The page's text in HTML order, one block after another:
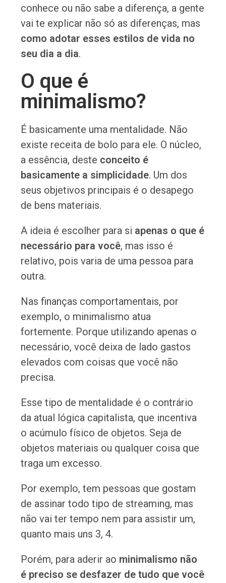
conhece ou não sabe a diferença, a gente
vai te explicar não só as diferenças, mas
como adotar esses estilos de vida no
seu dia a dia.
O que é
minimalismo?
É basicamente uma mentalidade. Não
existe receita de bolo para ele. O núcleo,
a essência, deste conceito é
basicamente a simplicidade. Um dos
seus objetivos principais é o desapego
de bens materiais.
A ideia é escolher para si apenas o que é
necessário para você, mas isso é
relativo, pois varia de uma pessoa para
outra.
Nas finanças comportamentais, por
exemplo, o minimalismo atua
fortemente. Porque utilizando apenas o
necessário, você deixa de lado gastos
elevados com coisas que você não
precisa.
Esse tipo de mentalidade é o contrário
da atual lógica capitalista, que incentiva
o acúmulo físico de objetos. Seja de
objetos materiais ou qualquer coisa que
traga um excesso.
Por exemplo, tem pessoas que gostam
de assinar todo tipo de streaming, mas
não vai ter tempo nem para assistir um,
quanto mais uns 3, 4.
Porém, para aderir ao minimalismo não
é preciso se desfazer de tudo que você